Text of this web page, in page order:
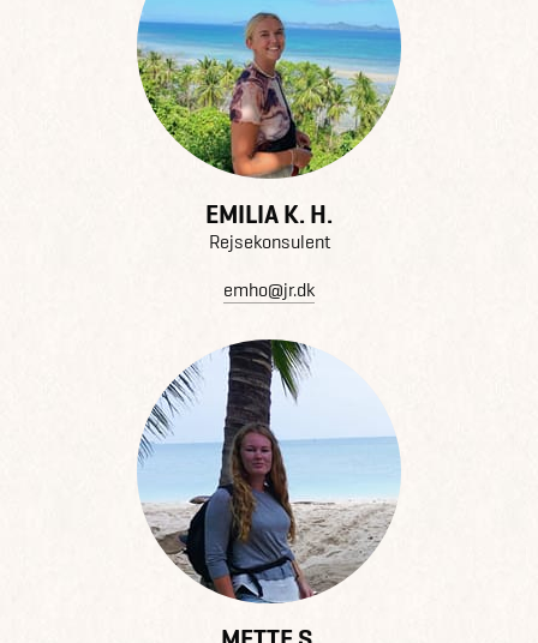
EMILIA K. H.
Rejsekonsulent
emho@jr.dk